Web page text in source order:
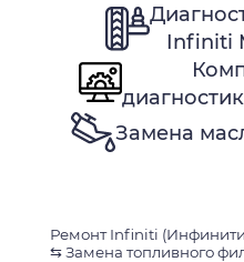
Infiniti
Замена
Ремонт Infiniti
⇆Замена топливного